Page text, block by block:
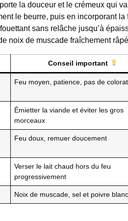
la douceur et le crémeux qui
le beurre, puis en incorporant
sans relâche jusqu’à
noix de muscade fraîchement
Conseil important
Feu moyen, patience, pas de
Émietter la viande et éviter les gros
morceaux
Feu doux, remuer doucement
Verser le lait chaud hors du feu
progressivement
Noix de muscade, sel et poivre blanc